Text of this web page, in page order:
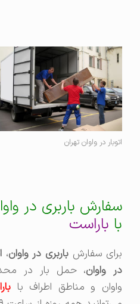
اتوبار در واوان تهران
سفارش باربری در واوان
باراست
برای سفارشباربری در واوان،‌اتوبار
در واوان، حمل بار در محدوده
واوان و مناطق اطراف با باراست